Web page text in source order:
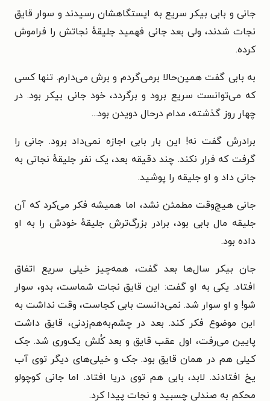
جانی و بابی بیکر سریع به ایستگاهشان رسیدند و سوار قایق
نجات شدند، ولی بعد جانی فهمید جلیقهٔ نجاتش را فراموش
کرده.
به بابی گفت همین‌حالا برمی‌گردم و برش می‌دارم. تنها کسی
که می‌توانست سریع برود و برگردد، خود جانی بیکر بود. در
چهار روز گذشته، مدام درحال دویدن بود...
برادرش گفت نه! این بار بابی اجازه نمی‌داد برود. جانی را
گرفت که فرار نکند. چند دقیقه بعد، یک نفر جلیقهٔ نجاتی به
جانی داد و او جلیقه را پوشید.
جانی هیچ‌وقت مطمئن نشد، اما همیشه فکر می‌کرد که آن
جلیقه مال بابی بود، برادر بزرگ‌ترش جلیقهٔ خودش را به او
داده بود.
جان بیکر سال‌ها بعد گفت، همه‌چیز خیلی سریع اتفاق
افتاد. یکی به او گفت: این قایق نجات شماست، بدو، سوار
شو! و او سوار شد. نمی‌دانست بابی کجاست، وقت نداشت به
این موضوع فکر کند. بعد در چشم‌به‌هم‌زدنی، قایق داشت
پایین می‌رفت، اول عقب قایق و بعد کُلش یک‌وری شد. جک
کیلی هم در همان قایق بود. جک و خیلی‌های دیگر توی آب
یخ افتادند. لابد، بابی هم توی دریا افتاد. اما جانی کوچولو
محکم به صندلی چسبید و نجات پیدا کرد.